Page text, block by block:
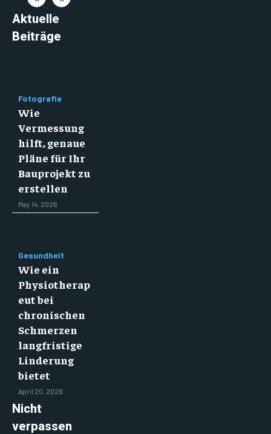
Aktuelle
Beiträge
Fotografie
Wie
Vermessung
hilft, genaue
Pläne für Ihr
Bauprojekt zu
erstellen
May 14, 2026
Gesundheit
Wie ein
Physiotherap
eut bei
chronischen
Schmerzen
langfristige
Linderung
bietet
April 20, 2026
Nicht
verpassen